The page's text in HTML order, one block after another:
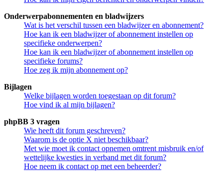
Onderwerpabonnementen en bladwijzers
Wat is het verschil tussen een bladwijzer en abonnement?
Hoe kan ik een bladwijzer of abonnement instellen op
specifieke onderwerpen?
Hoe kan ik een bladwijzer of abonnement instellen op
specifieke forums?
Hoe zeg ik mijn abonnement op?
Bijlagen
Welke bijlagen worden toegestaan op dit forum?
Hoe vind ik al mijn bijlagen?
phpBB 3 vragen
Wie heeft dit forum geschreven?
Waarom is de optie X niet beschikbaar?
Met wie moet ik contact opnemen omtrent misbruik en/of
wettelijke kwesties in verband met dit forum?
Hoe neem ik contact op met een beheerder?